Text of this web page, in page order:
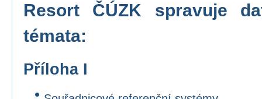
Resort ČÚZK spravuje
témata:
Příloha I